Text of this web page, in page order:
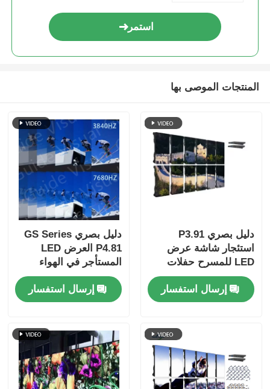
استمر
المنتجات الموصى بها
دليل بصري P3.91
استئجار شاشة عرض
LED للمسرح حفلات
موسيقية الحدث في
الهواء الطلق استخدام
داخلي معدل تحديث
إرسال استفسار
دليل بصري GS Series
P4.81 العرض LED
المستأجر في الهواء
الطلق 5000nit IP65
للوحة الإعلانية للملاعب ،
7680Hz النسخ
إرسال استفسار